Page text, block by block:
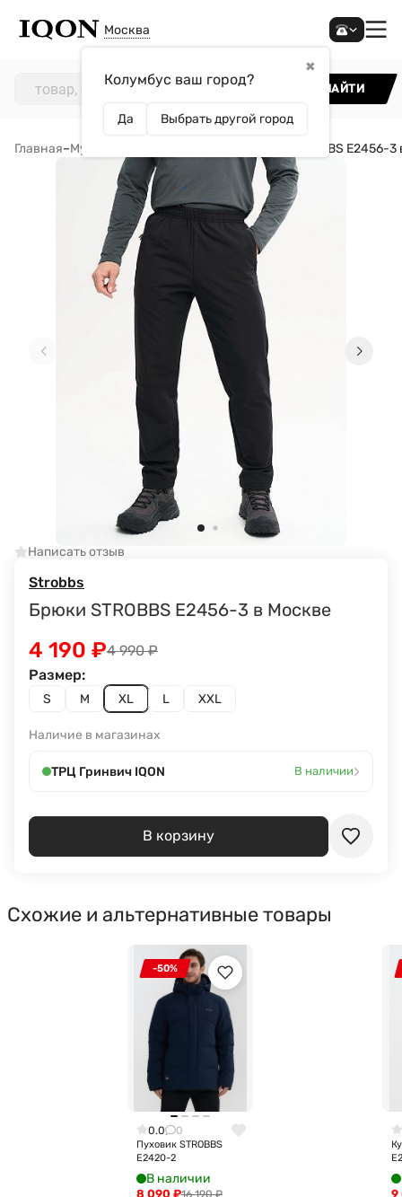
Москва
✖
Колумбус ваш город?
Да Выбрать другой город
НАЙТИ
Главная–Мужчинам Брюки STROBBS E2456-
Написать отзыв
Strobbs
Брюки STROBBS E2456-3 в Москве
4 990₽
4 190 ₽
S M XL L XXL
Размер:
Наличие в магазинах
ТРЦ Гринвич IQON В наличии›
В корзину
Схожие и альтернативные товары
-50%
0.0 0
Пуховик STROBBS
E2420-2
В наличии
16 190₽
8 090 ₽ 9